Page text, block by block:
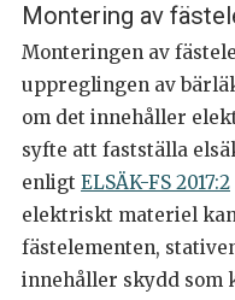
Montering av
Monteringen av
uppreglingen av
om det innehåller
syfte att fastställa
enligt ELSÄK-FS 2017:2
elektriskt materiel
fästelementen,
innehåller skydd som